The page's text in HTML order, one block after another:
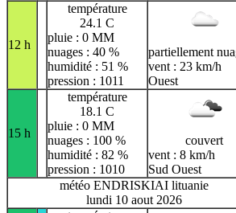
12 h
température
24.1 C
pluie : 0 MM
nuages : 40 %
humidité : 51 %
pression : 1011
partiellement
vent : 23 km/h
Ouest
15 h
température
18.1 C
pluie : 0 MM
nuages : 100 %
humidité : 82 %
pression : 1010
couvert
vent : 8 km/h
Sud Ouest
météo ENDRISKIAI lituanie
lundi 10 aout 2026